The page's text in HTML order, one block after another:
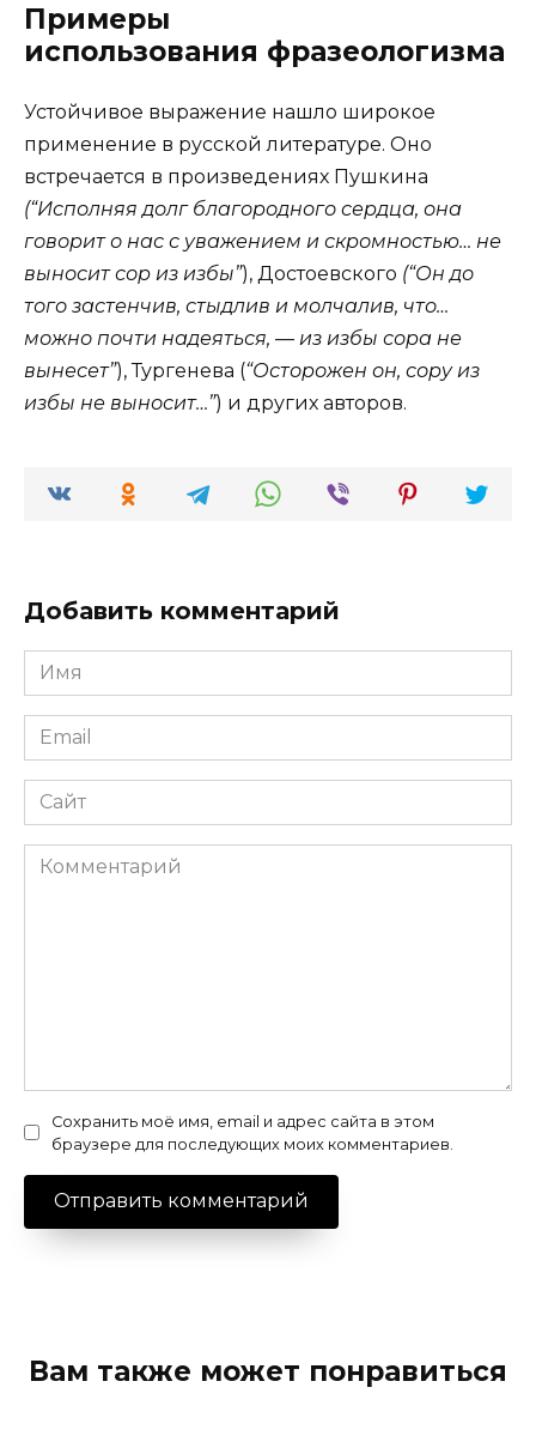
Примеры
использования фразеологизма
Устойчивое выражение нашло широкое
применение в русской литературе. Оно
встречается в произведениях Пушкина
(“Исполняя долг благородного сердца, она
говорит о нас с уважением и скромностью… не
выносит сор из избы”), Достоевского (“Он до
того застенчив, стыдлив и молчалив, что…
можно почти надеяться, — из избы сора не
вынесет”), Тургенева (“Осторожен он, сору из
избы не выносит…”) и других авторов.
Добавить комментарий
Имя
*
Email
*
Сайт
Комментарий
Сохранить моё имя, email и адрес сайта в этом
браузере для последующих моих комментариев.
Вам также может понравиться